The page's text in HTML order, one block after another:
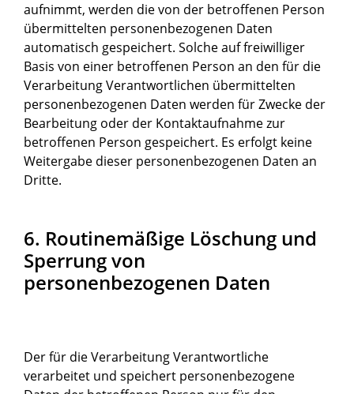
aufnimmt, werden die von der betroffenen Person
übermittelten personenbezogenen Daten
automatisch gespeichert. Solche auf freiwilliger
Basis von einer betroffenen Person an den für die
Verarbeitung Verantwortlichen übermittelten
personenbezogenen Daten werden für Zwecke der
Bearbeitung oder der Kontaktaufnahme zur
betroffenen Person gespeichert. Es erfolgt keine
Weitergabe dieser personenbezogenen Daten an
Dritte.
6. Routinemäßige Löschung und
Sperrung von
personenbezogenen Daten
Der für die Verarbeitung Verantwortliche
verarbeitet und speichert personenbezogene